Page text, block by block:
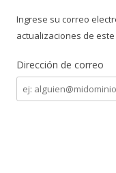
Ingrese su correo
actualizaciones de este
Dirección de correo
Dirección
de
correo